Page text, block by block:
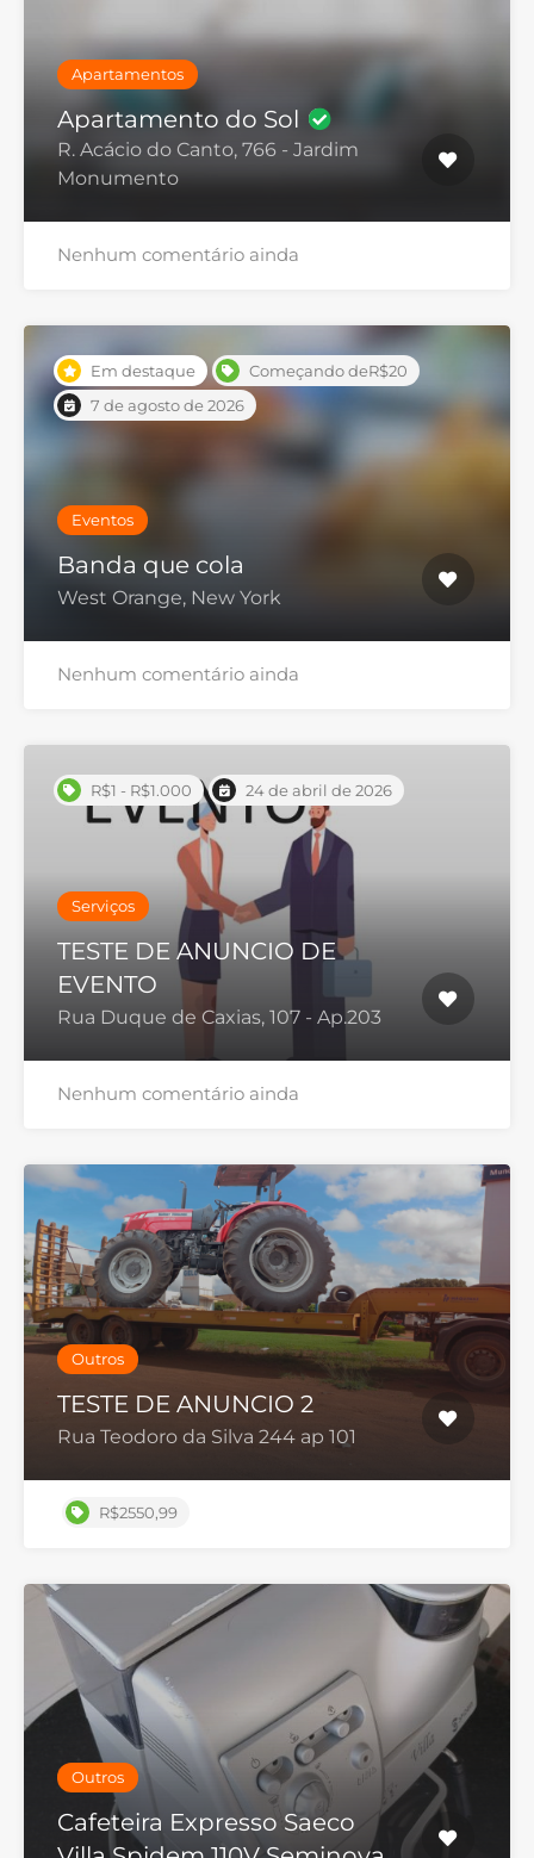
Apartamentos
Apartamento do Sol
R. Acácio do Canto, 766 - Jardim
Monumento
Nenhum comentário ainda
Em destaque
Começando deR$20
7 de agosto de 2026
Eventos
Banda que cola
West Orange, New York
Nenhum comentário ainda
R$1 - R$1.000 24 de abril de 2026
Serviços
TESTE DE ANUNCIO DE
EVENTO
Rua Duque de Caxias, 107 - Ap.203
Nenhum comentário ainda
Outros
TESTE DE ANUNCIO 2
Rua Teodoro da Silva 244 ap 101
R$2550,99
Outros
Cafeteira Expresso Saeco